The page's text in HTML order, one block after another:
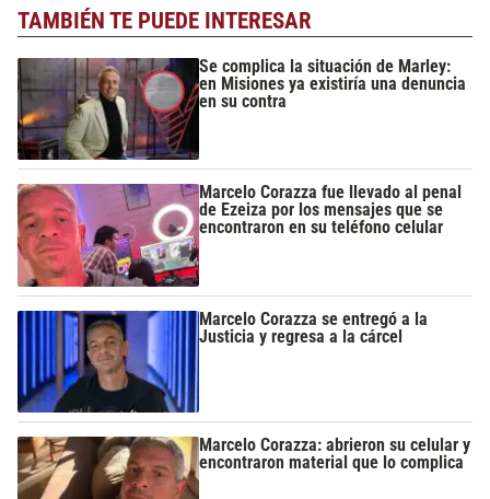
TAMBIÉN TE PUEDE INTERESAR
Se complica la situación de Marley:
en Misiones ya existiría una denuncia
en su contra
Marcelo Corazza fue llevado al penal
de Ezeiza por los mensajes que se
encontraron en su teléfono celular
Marcelo Corazza se entregó a la
Justicia y regresa a la cárcel
Marcelo Corazza: abrieron su celular y
encontraron material que lo complica